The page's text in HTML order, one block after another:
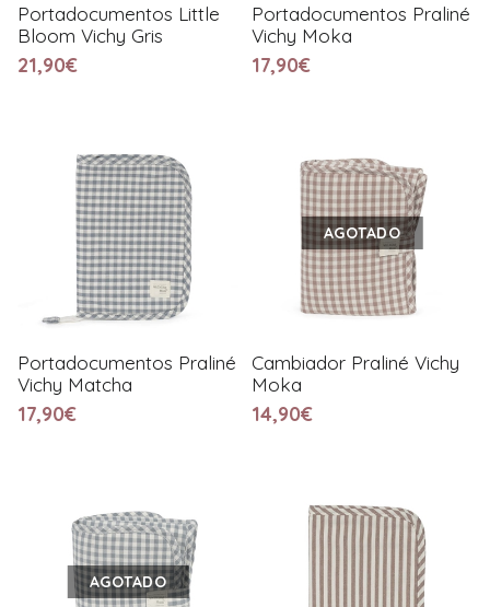
Portadocumentos Little
Bloom Vichy Gris
21,90€
Portadocumentos Praliné
Vichy Moka
17,90€
Portadocumentos Praliné
Vichy Matcha
17,90€
AGOTADO
Cambiador Praliné Vichy
Moka
14,90€
AGOTADO